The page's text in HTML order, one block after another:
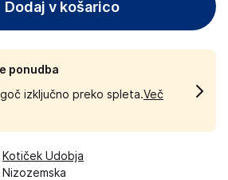
Dodaj v košarico
ponudba
izključno preko spleta.Več
Kotiček Udobja
Nizozemska